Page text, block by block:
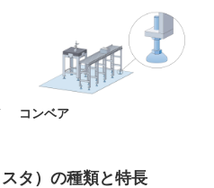
コンベア
タ）の種類と特長